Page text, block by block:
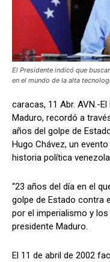
El Presidente indicó que
en el mundo de la alta
caracas, 11 Abr. AVN.-
Maduro, recordó a
años del golpe de
Hugo Chávez, un
historia política
“23 años del día en el
golpe de Estado contra
por el imperialismo y los
presidente Maduro.
El 11 de abril de 2002